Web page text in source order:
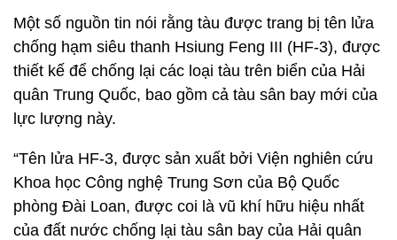
Một số nguồn tin nói rằng tàu được trang bị tên lửa
chống hạm siêu thanh Hsiung Feng III (HF-3), được
thiết kế để chống lại các loại tàu trên biển của Hải
quân Trung Quốc, bao gồm cả tàu sân bay mới của
lực lượng này.
“Tên lửa HF-3, được sản xuất bởi Viện nghiên cứu
Khoa học Công nghệ Trung Sơn của Bộ Quốc
phòng Đài Loan, được coi là vũ khí hữu hiệu nhất
của đất nước chống lại tàu sân bay của Hải quân